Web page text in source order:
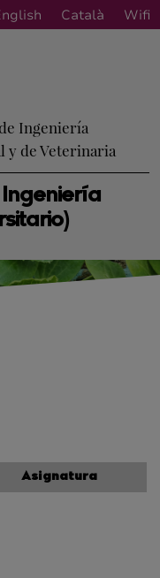
Català Wifi
Ingeniería
y de Veterinaria
Asignatura